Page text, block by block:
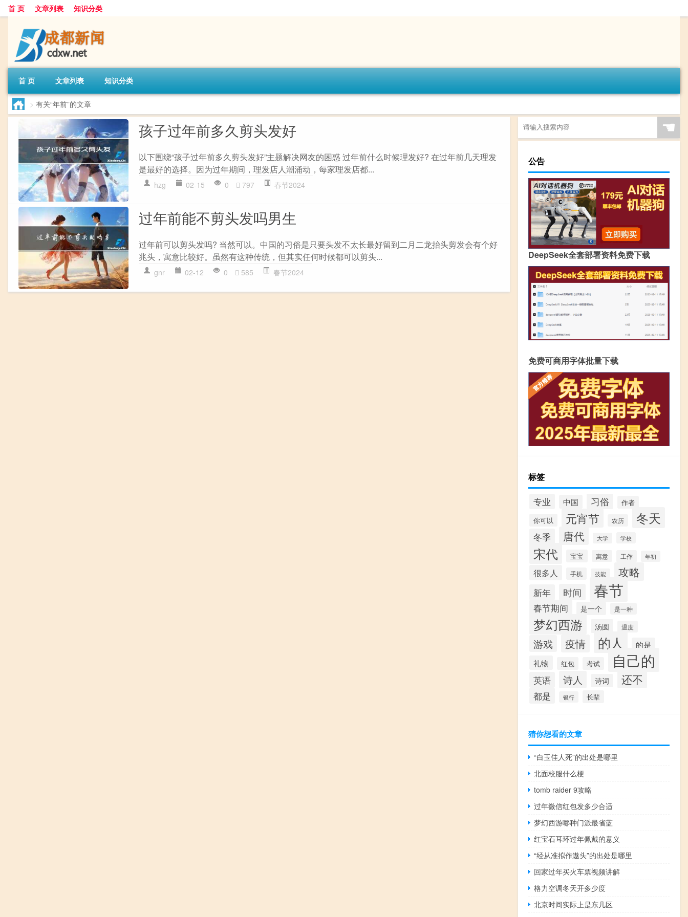
首 页 文章列表 知识分类
首 页 文章列表 知识分类
> 有关“年前”的文章
孩子过年前多久剪头发好
以下围绕“孩子过年前多久剪头发好”主题解决网友的困惑 过年前什么时候理发好? 在过年前几天理发
是最好的选择。因为过年期间，理发店人潮涌动，每家理发店都...
hzg 02-15 0 797 春节2024
过年前能不剪头发吗男生
过年前可以剪头发吗? 当然可以。中国的习俗是只要头发不太长最好留到二月二龙抬头剪发会有个好
兆头，寓意比较好。虽然有这种传统，但其实任何时候都可以剪头...
gnr 02-12 0 585 春节2024
☚
公告
DeepSeek全套部署资料免费下载
免费可商用字体批量下载
标签
专业 中国 习俗
作者
你可以
元宵节 农历 冬天
冬季 唐代 大学 学校
宋代 宝宝 寓意 工作 年初
很多人 手机 技能 攻略
新年 时间 春节
春节期间 是一个 是一种
梦幻西游 汤圆 温度
游戏 疫情 的人 的是
礼物 红包 考试 自己的
英语 诗人 诗词 还不
都是 银行 长辈
猜你想看的文章
“白玉佳人死”的出处是哪里
北面校服什么梗
tomb raider 9攻略
过年微信红包发多少合适
梦幻西游哪种门派最省蓝
红宝石耳环过年佩戴的意义
“经从准拟作遨头”的出处是哪里
回家过年买火车票视频讲解
格力空调冬天开多少度
北京时间实际上是东几区